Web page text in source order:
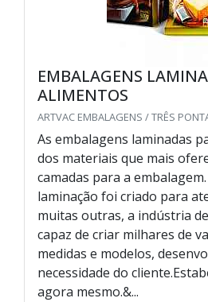
EMBALAGENS
ALIMENTOS
ARTVAC EMBALAGENS / TRÊS
As embalagens laminadas
dos materiais que mais
camadas para a
laminação foi criado para
muitas outras, a indústria
capaz de criar milhares de
medidas e modelos,
necessidade do
agora mesmo.&...